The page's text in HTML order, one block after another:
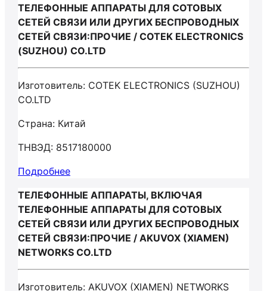
ТЕЛЕФОННЫЕ АППАРАТЫ ДЛЯ СОТОВЫХ
СЕТЕЙ СВЯЗИ ИЛИ ДРУГИХ БЕСПРОВОДНЫХ
СЕТЕЙ СВЯЗИ:ПРОЧИЕ / COTEK ELECTRONICS
(SUZHOU) CO.LTD
Изготовитель: COTEK ELECTRONICS (SUZHOU)
CO.LTD
Страна: Китай
ТНВЭД: 8517180000
Подробнее
ТЕЛЕФОННЫЕ АППАРАТЫ, ВКЛЮЧАЯ
ТЕЛЕФОННЫЕ АППАРАТЫ ДЛЯ СОТОВЫХ
СЕТЕЙ СВЯЗИ ИЛИ ДРУГИХ БЕСПРОВОДНЫХ
СЕТЕЙ СВЯЗИ:ПРОЧИЕ / AKUVOX (XIAMEN)
NETWORKS CO.LTD
Изготовитель: AKUVOX (XIAMEN) NETWORKS